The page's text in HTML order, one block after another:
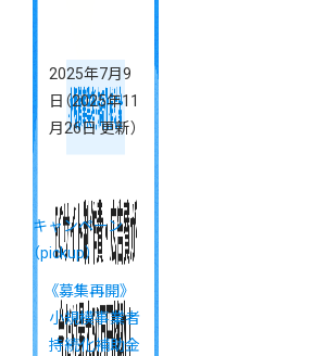
2025年7月9
日 （2025年11
月26日 更新）
キャンペーン
（pickup）
《募集再開》
小規模事業者
持続化補助金